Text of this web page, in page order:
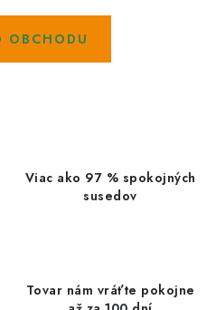
OBCHODU
Viac ako 97 % spokojných
susedov
Tovar nám vráťte pokojne